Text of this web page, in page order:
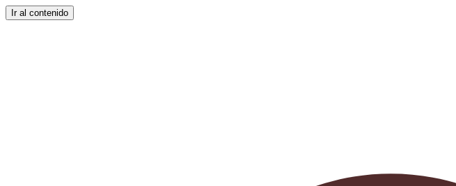
Ir al contenido